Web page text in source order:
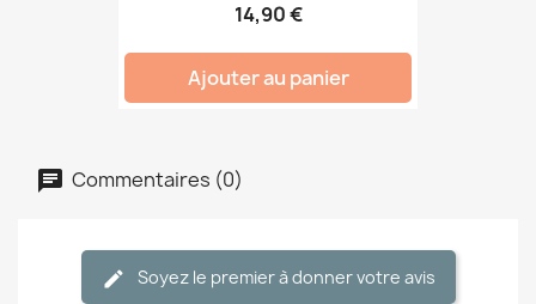
14,90 €
Ajouter au panier
Commentaires (0)
Soyez le premier à donner votre avis